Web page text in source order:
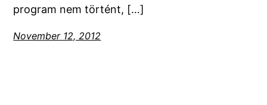
program nem történt, […]
November 12, 2012